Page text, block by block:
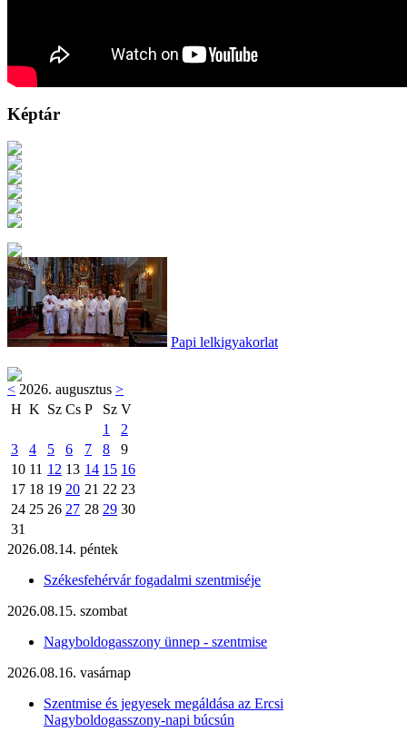
Képtár
Papi lelkigyakorlat
< 2026. augusztus >
H K Sz Cs P Sz V
1
2
3
4 5 6 7 8
9
10 11 12 13 14 15 16
17 18 19 20 21 22 23
24 25 26 27 28 29 30
31
2026.08.14. péntek
Székesfehérvár fogadalmi szentmiséje
2026.08.15. szombat
Nagyboldogasszony ünnep - szentmise
2026.08.16. vasárnap
Szentmise és jegyesek megáldása az Ercsi
Nagyboldogasszony-napi búcsún